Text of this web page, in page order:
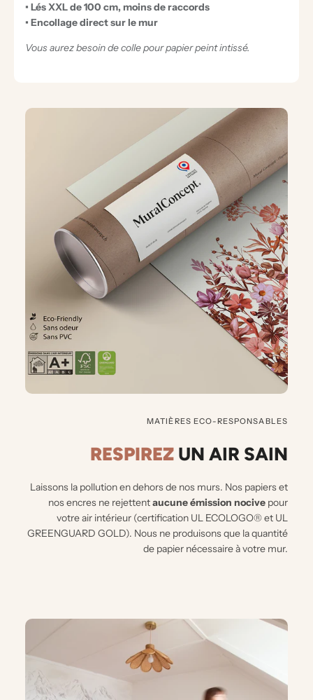
• Lés XXL de 100 cm, moins de raccords
• Encollage direct sur le mur
Vous aurez besoin de colle pour papier peint intissé.
MATIÈRES ECO-RESPONSABLES
RESPIREZ UN AIR SAIN
Laissons la pollution en dehors de nos murs. Nos papiers et
nos encres ne rejettentaucune émission nocive pour
votre air intérieur (certification UL ECOLOGO® et UL
GREENGUARD GOLD). Nous ne produisons que la quantité
de papier nécessaire à votre mur.